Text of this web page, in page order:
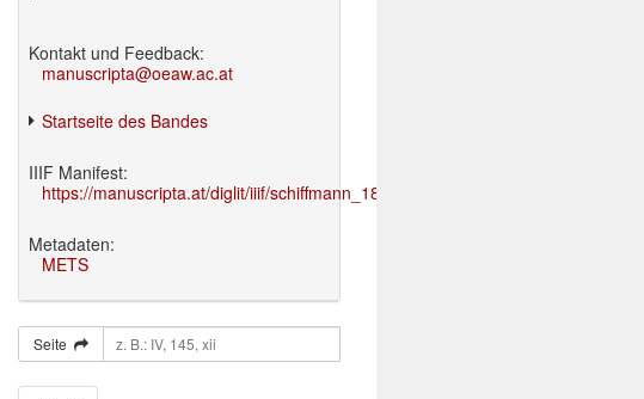
Kontakt und Feedback:
manuscripta@oeaw.ac.at
Startseite des Bandes
IIIF Manifest:
https://manuscripta.at/diglit/iiif/schiffmann_1895/manifest.json
Metadaten:
METS
Seite